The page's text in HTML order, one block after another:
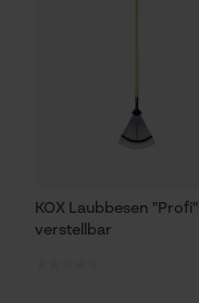
KOX Laubbesen "Profi"
verstellbar